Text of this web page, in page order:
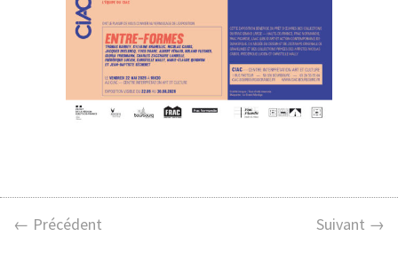
← Précédent Suivant →